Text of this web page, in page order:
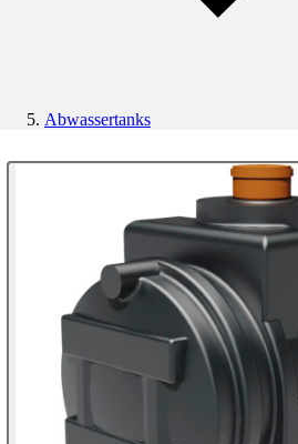
Abwassertanks